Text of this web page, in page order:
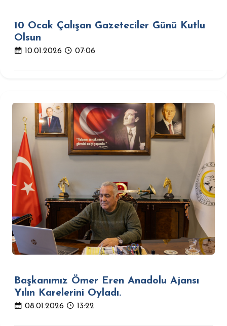
10 Ocak Çalışan Gazeteciler Günü Kutlu
Olsun
10.01.2026 07:06
Başkanımız Ömer Eren Anadolu Ajansı
Yılın Karelerini Oyladı.
08.01.2026 13:22